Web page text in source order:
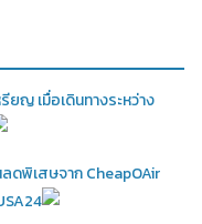
ญ เมื่อเดินทางระหว่าง
ดพิเสษจาก CheapOAir